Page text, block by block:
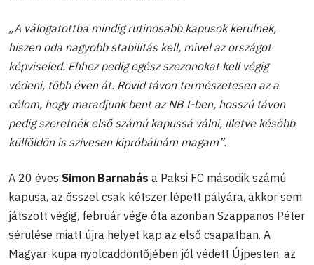
„A válogatottba mindig rutinosabb kapusok kerülnek,
hiszen oda nagyobb stabilitás kell, mivel az országot
képviseled. Ehhez pedig egész szezonokat kell végig
védeni, több éven át. Rövid távon természetesen az a
célom, hogy maradjunk bent az NB I-ben, hosszú távon
pedig szeretnék első számú kapussá válni, illetve később
külföldön is szívesen kipróbálnám magam”.
A 20 éves Simon Barnabás a Paksi FC második számú
kapusa, az ősszel csak kétszer lépett pályára, akkor sem
játszott végig, február vége óta azonban Szappanos Péter
sérülése miatt újra helyet kap az első csapatban. A
Magyar-kupa nyolcaddöntőjében jól védett Újpesten, az